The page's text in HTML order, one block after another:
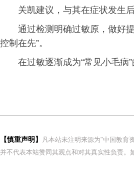
关凯建议，与其在症状发生
通过检测明确过敏原，做好
控制在先”。
在过敏逐渐成为“常见小毛
【慎重声明】
凡本站未注明来源为"中国教育
并不代表本站赞同其观点和对其真实性负责